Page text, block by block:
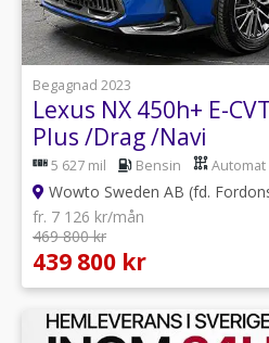
1
Begagnad 2023
Lexus NX 450h+ E-
Plus /Drag /Navi
5 627 mil Bensin Automat
Wowto Sweden AB (fd.
fr. 7 126 kr/mån
469 800 kr
439 800 kr